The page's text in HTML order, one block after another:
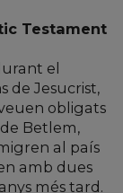
Testament
el
de Jesucrist,
obligats
Betlem,
al país
amb dues
més tard.